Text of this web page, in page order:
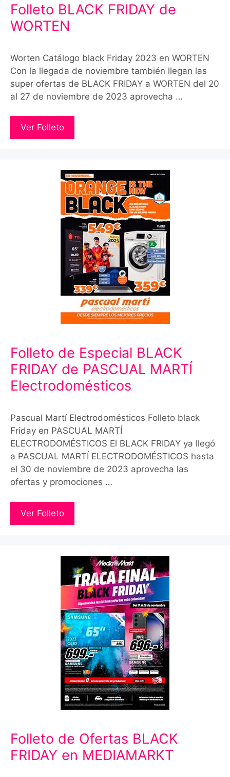
Folleto BLACK FRIDAY de
WORTEN
Worten Catálogo black Friday 2023 en WORTEN
Con la llegada de noviembre también llegan las
super ofertas de BLACK FRIDAY a WORTEN del 20
al 27 de noviembre de 2023 aprovecha …
Ver Folleto
Folleto de Especial BLACK
FRIDAY de PASCUAL MARTÍ
Electrodomésticos
Pascual Martí Electrodomésticos Folleto black
Friday en PASCUAL MARTÍ
ELECTRODOMÉSTICOS El BLACK FRIDAY ya llegó
a PASCUAL MARTÍ ELECTRODOMÉSTICOS hasta
el 30 de noviembre de 2023 aprovecha las
ofertas y promociones …
Ver Folleto
Folleto de Ofertas BLACK
FRIDAY en MEDIAMARKT